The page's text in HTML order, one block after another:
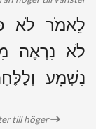
לֵאמֹר לֹא
לֹא נִרְאֶה
נִשְׁמָע
till höger